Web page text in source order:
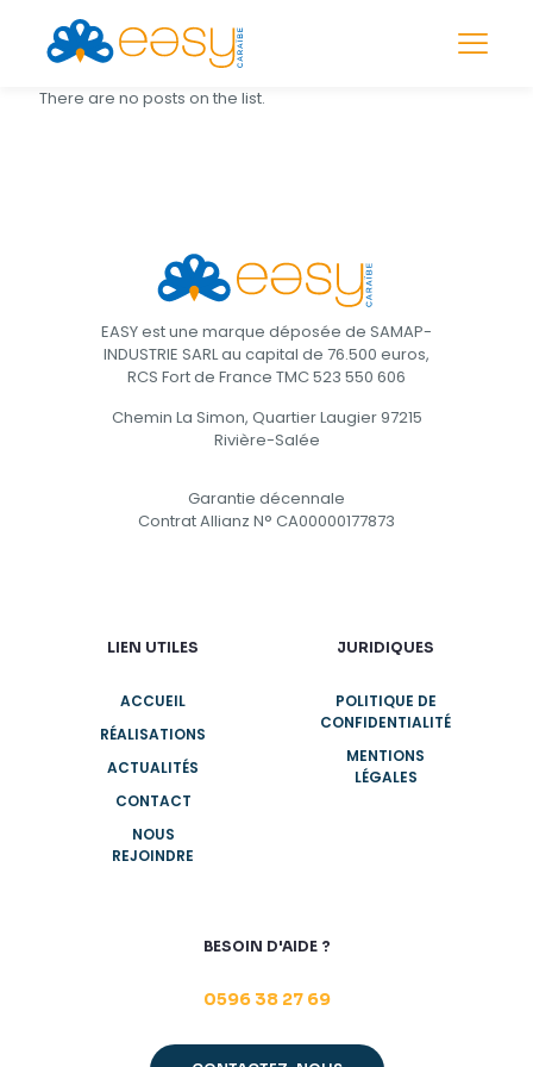
There are no posts on the list.
EASY est une marque déposée de SAMAP-
INDUSTRIE SARL au capital de 76.500 euros,
RCS Fort de France TMC 523 550 606
Chemin La Simon, Quartier Laugier 97215
Rivière-Salée
Garantie décennale
Contrat Allianz N° CA00000177873
LIEN UTILES
ACCUEIL
RÉALISATIONS
ACTUALITÉS
CONTACT
NOUS
REJOINDRE
JURIDIQUES
POLITIQUE DE
CONFIDENTIALITÉ
MENTIONS
LÉGALES
BESOIN D'AIDE ?
0596 38 27 69